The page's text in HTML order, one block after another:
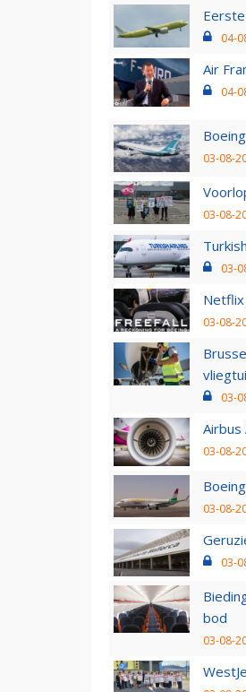
04-
Air
04-
03-08-
03-08-
03-
03-08-
03-
Airbus
03-08-
03-08-
03-
bod
03-08-